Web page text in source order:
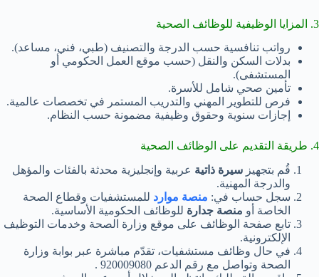
3. المزايا الوظيفية للوظائف الصحية
رواتب تنافسية حسب الدرجة والتصنيف (طبي، فني، مساعد).
بدلات السكن والنقل (حسب موقع العمل الحكومي أو
المستشفى).
تأمين صحي شامل للأسرة.
فرص للتطوير المهني والتدريب المستمر في تخصصات عالمية.
إجازات سنوية وحقوق وظيفية مضمونة حسب النظام.
4. طريقة التقديم على الوظائف الصحية
قُم بتجهيز سيرة ذاتية عربية وإنجليزية محدثة بالفئات والمؤهل
والدرجة المهنية.
سجل حساب في: منصة موارد للمستشفيات وقطاع الصحة
الخاصة أو منصة جدارة للوظائف الحكومية الأساسية.
تابع صفحة الوظائف على موقع وزارة الصحة وخدمات التوظيف
الإلكترونية.
في حال وظائف مستشفيات، تقدّم مباشرة عبر بوابة وزارة
الصحة وتواصل مع رقم الدعم 920009080 .